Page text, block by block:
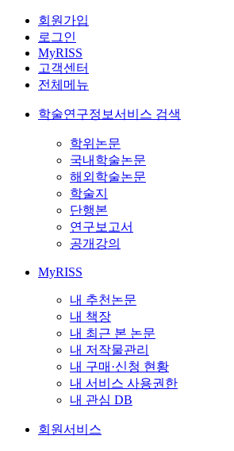
회원가입
로그인
MyRISS
고객센터
전체메뉴
학술연구정보서비스 검색
학위논문
국내학술논문
해외학술논문
학술지
단행본
연구보고서
공개강의
MyRISS
내 추천논문
내 책장
내 최근 본 논문
내 저작물관리
내 구매·신청 현황
내 서비스 사용권한
내 관심 DB
회원서비스